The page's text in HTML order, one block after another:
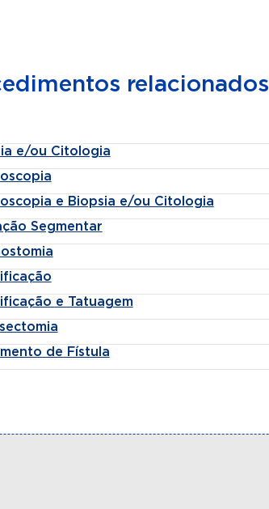
relacionados
e/ou Citologia
e Biopsia e/ou Citologia
Segmentar
e Tatuagem
de Fístula